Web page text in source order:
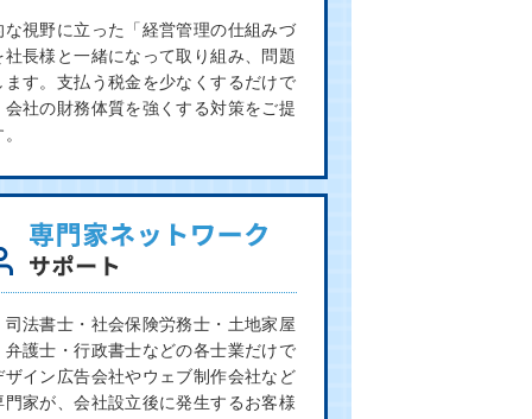
な視野に立った「経営管理の仕組みづ
社長様と一緒になって取り組み、問題
ます。支払う税金を少なくするだけで
会社の財務体質を強くする対策をご提
司法書士・社会保険労務士・土地家屋
弁護士・行政書士などの各士業だけで
ザイン広告会社やウェブ制作会社など
門家が、会社設立後に発生するお客様